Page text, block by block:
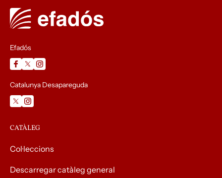
Efadós
Catalunya Desapareguda
CATÀLEG
Col·leccions
Descarregar catàleg general